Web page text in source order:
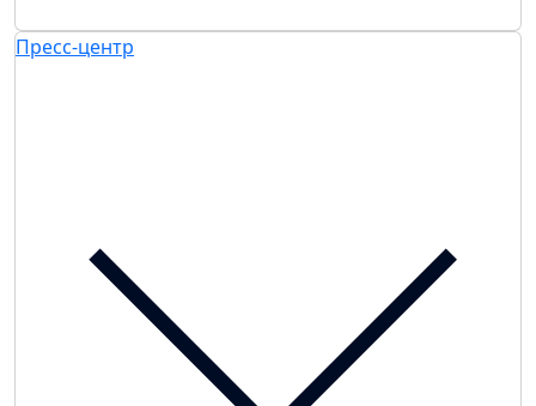
Пресс-центр